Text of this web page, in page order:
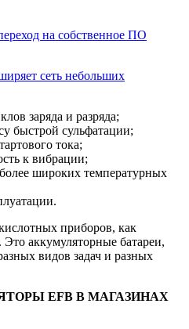
на собственное ПО
сеть небольших
заряда и разряда;
быстрой сульфатации;
тока;
к вибрации;
широких температурных
приборов, как
аккумуляторные батареи,
видов задач и разных
EFB В МАГАЗИНАХ